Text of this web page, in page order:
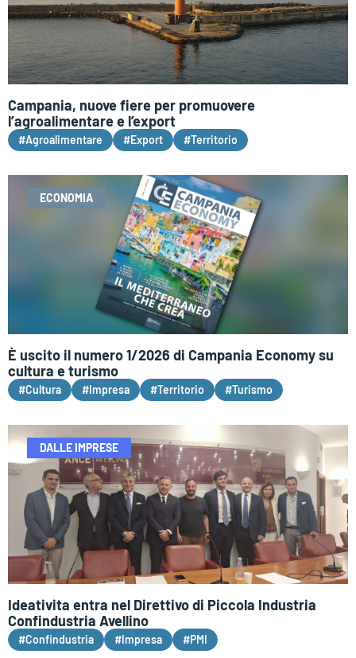
Campania, nuove fiere per promuovere
l’agroalimentare e l’export
#Agroalimentare #Export #Territorio
ECONOMIA
È uscito il numero 1/2026 di Campania Economy su
cultura e turismo
#Cultura #Impresa #Territorio #Turismo
DALLE IMPRESE
Ideativita entra nel Direttivo di Piccola Industria
Confindustria Avellino
#Confindustria #Impresa #PMI